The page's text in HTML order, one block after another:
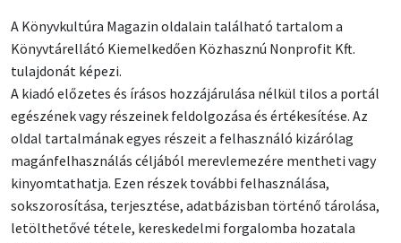
A Könyvkultúra Magazin oldalain található tartalom a
Könyvtárellátó Kiemelkedően Közhasznú Nonprofit Kft.
tulajdonát képezi.
A kiadó előzetes és írásos hozzájárulása nélkül tilos a portál
egészének vagy részeinek feldolgozása és értékesítése. Az
oldal tartalmának egyes részeit a felhasználó kizárólag
magánfelhasználás céljából merevlemezére mentheti vagy
kinyomtathatja. Ezen részek további felhasználása,
sokszorosítása, terjesztése, adatbázisban történő tárolása,
letölthetővé tétele, kereskedelmi forgalomba hozatala